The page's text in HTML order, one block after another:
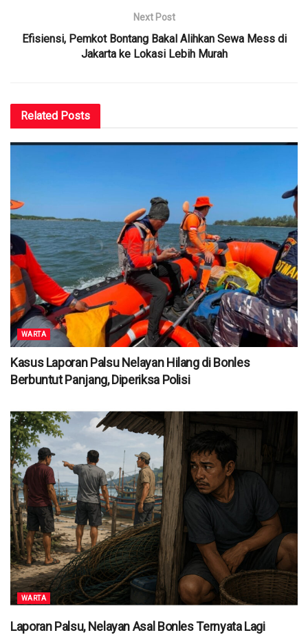
Next Post
Efisiensi, Pemkot Bontang Bakal Alihkan Sewa Mess di
Jakarta ke Lokasi Lebih Murah
Related Posts
WARTA
Kasus Laporan Palsu Nelayan Hilang di Bonles
Berbuntut Panjang, Diperiksa Polisi
WARTA
Laporan Palsu, Nelayan Asal Bonles Ternyata Lagi